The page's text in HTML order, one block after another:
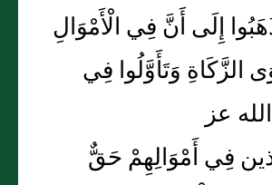
إِلَى أَنَّ فِي الْأَمْوَالِ
الزَّكَاةِ وَتَأَوَّلُوا فِي
عز
فِي أَمْوَالِهِمْ حَقٌّ